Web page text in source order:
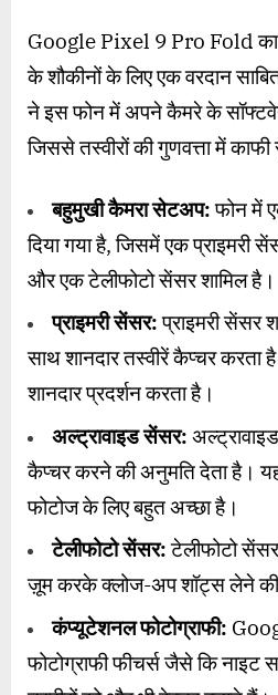
Google Pixel 9 Pro Fold का
के शौकीनों के लिए एक वरदान
ने इस फोन में अपने कैमरे के
जिससे तस्वीरों की गुणवत्ता में
बहुमुखी कैमरा सेटअप:फोन में
दिया गया है, जिसमें एक प्राइमरी
और एक टेलीफोटो सेंसर शामिल है।
प्राइमरी सेंसर:प्राइमरी सेंसर
साथ शानदार तस्वीरें कैप्चर करता
शानदार प्रदर्शन करता है।
अल्ट्रावाइड सेंसर:
कैप्चर करने की अनुमति देता है।
फोटोज के लिए बहुत अच्छा है।
टेलीफोटो सेंसर:टेलीफोटो
ज़ूम करके क्लोज-अप शॉट्स लेने की
कंप्यूटेशनल फोटोग्राफी:
फोटोग्राफी फीचर्स जैसे कि नाइट